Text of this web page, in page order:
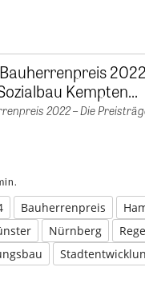
2022 – Die
Bauherrenpreis
Nürnberg